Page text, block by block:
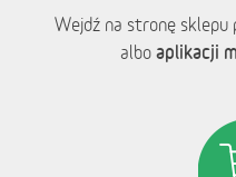
Wejdź na stronę sklepu
albo aplikacji